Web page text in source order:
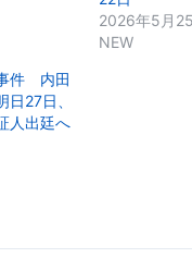
2026年5月
NEW
件 内田
27日、
人出廷へ